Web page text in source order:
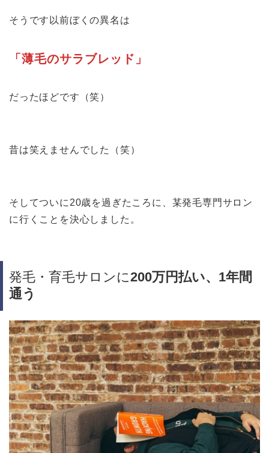
そうです以前ぼくの異名は
「薄毛のサラブレッド」
だったほどです（笑）
昔は笑えませんでした（笑）
そしてついに20歳を過ぎたころに、某発毛専門サロン
に行くことを決心しました。
発毛・育毛サロンに200万円払い、1年間
通う